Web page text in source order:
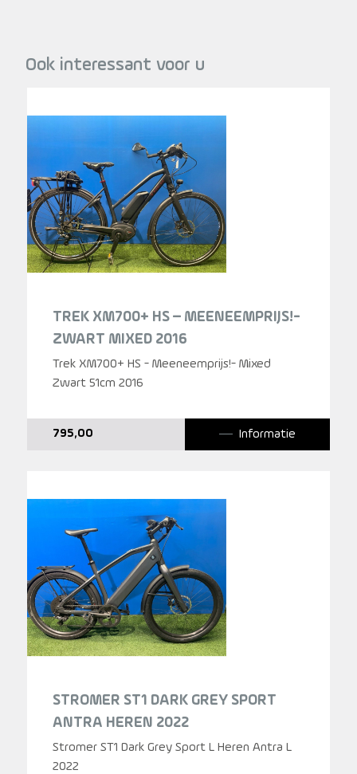
Ook interessant voor u
TREK XM700+ HS – MEENEEMPRIJS!-
ZWART MIXED 2016
Trek XM700+ HS - Meeneemprijs!- Mixed
Zwart 51cm 2016
795,00 Informatie
STROMER ST1 DARK GREY SPORT
ANTRA HEREN 2022
Stromer ST1 Dark Grey Sport L Heren Antra L
2022